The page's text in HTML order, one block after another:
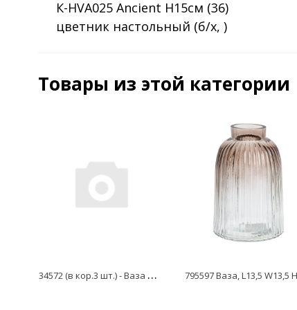
К-HVA025 Ancient H15см (36)
цветник настольный (б/х, )
Товары из этой категории
3
4572 (в кор.3 шт.) - Ваза настольная Макраме малая, бежевая, матовая